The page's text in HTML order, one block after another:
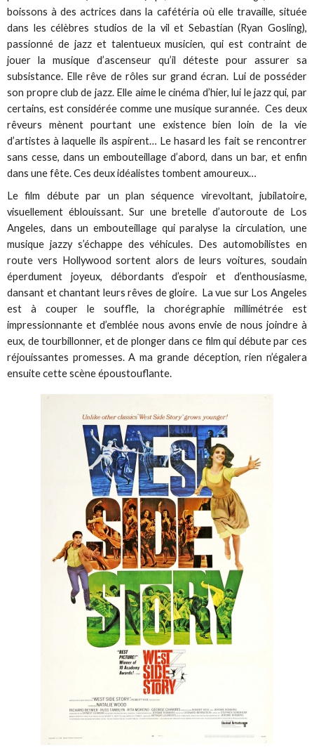
boissons à des actrices dans la cafétéria où elle travaille, située
dans les célèbres studios de la vil et Sebastian (Ryan Gosling),
passionné de jazz et talentueux musicien, qui est contraint de
jouer la musique d’ascenseur qu’il déteste pour assurer sa
subsistance. Elle rêve de rôles sur grand écran. Lui de posséder
son propre club de jazz. Elle aime le cinéma d’hier, lui le jazz qui, par
certains, est considérée comme une musique surannée. Ces deux
rêveurs mènent pourtant une existence bien loin de la vie
d’artistes à laquelle ils aspirent… Le hasard les fait se rencontrer
sans cesse, dans un embouteillage d’abord, dans un bar, et enfin
dans une fête. Ces deux idéalistes tombent amoureux…
Le film débute par un plan séquence virevoltant, jubilatoire,
visuellement éblouissant. Sur une bretelle d’autoroute de Los
Angeles, dans un embouteillage qui paralyse la circulation, une
musique jazzy s’échappe des véhicules. Des automobilistes en
route vers Hollywood sortent alors de leurs voitures, soudain
éperdument joyeux, débordants d’espoir et d’enthousiasme,
dansant et chantant leurs rêves de gloire. La vue sur Los Angeles
est à couper le souffle, la chorégraphie millimétrée est
impressionnante et d’emblée nous avons envie de nous joindre à
eux, de tourbillonner, et de plonger dans ce film qui débute par ces
réjouissantes promesses. A ma grande déception, rien n’égalera
ensuite cette scène époustouflante.